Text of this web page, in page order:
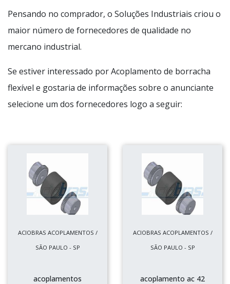
Pensando no comprador, o Soluções Industriais criou o
maior número de fornecedores de qualidade no
mercano industrial.
Se estiver interessado por Acoplamento de borracha
flexível e gostaria de informações sobre o anunciante
selecione um dos fornecedores logo a seguir:
ACIOBRAS ACOPLAMENTOS /
SÃO PAULO - SP
acoplamentos
ACIOBRAS ACOPLAMENTOS /
SÃO PAULO - SP
acoplamento ac 42